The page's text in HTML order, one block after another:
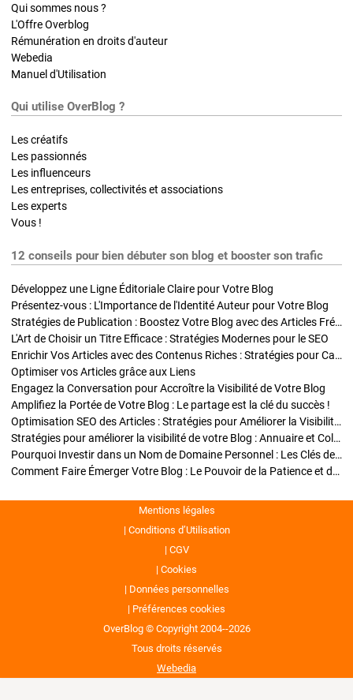
Qui sommes nous ?
L'Offre Overblog
Rémunération en droits d'auteur
Webedia
Manuel d'Utilisation
Qui utilise OverBlog ?
Les créatifs
Les passionnés
Les influenceurs
Les entreprises, collectivités et associations
Les experts
Vous !
12 conseils pour bien débuter son blog et booster son trafic
Développez une Ligne Éditoriale Claire pour Votre Blog
Présentez-vous : L'Importance de l'Identité Auteur pour Votre Blog
Stratégies de Publication : Boostez Votre Blog avec des Articles Fréquents et Exclusifs
L'Art de Choisir un Titre Efficace : Stratégies Modernes pour le SEO
Enrichir Vos Articles avec des Contenus Riches : Stratégies pour Captiver et Optimiser
Optimiser vos Articles grâce aux Liens
Engagez la Conversation pour Accroître la Visibilité de Votre Blog
Amplifiez la Portée de Votre Blog : Le partage est la clé du succès !
Optimisation SEO des Articles : Stratégies pour Améliorer la Visibilité de Votre Blog
Stratégies pour améliorer la visibilité de votre Blog : Annuaire et Collaborations
Pourquoi Investir dans un Nom de Domaine Personnel : Les Clés de la Réussite de Votre Blog
Comment Faire Émerger Votre Blog : Le Pouvoir de la Patience et de la Persévérance
Mentions légales
Conditions d’Utilisation
CGV
Cookies
Données personnelles
Préférences cookies
OverBlog © Copyright 2004--2026
Tous droits réservés
Webedia